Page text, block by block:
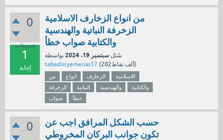
0
تصويتات
1
إجابة
من انواع الزخارف الاسلامية
الزخرفة النباتية والهندسية
والكتابية صواب خطأ
سُئل سبتمبر 19، 2024
بواسطة
tabashiryemenas17 ( 202ألفنقاط)
من انواع الزخارف
الاسلامية
الزخرفة
النباتية والهندسية
والكتابية
صواب
خطأ
0
حسب الشكل المرافق اجب عن
تكون جوانب البركان المخروطي